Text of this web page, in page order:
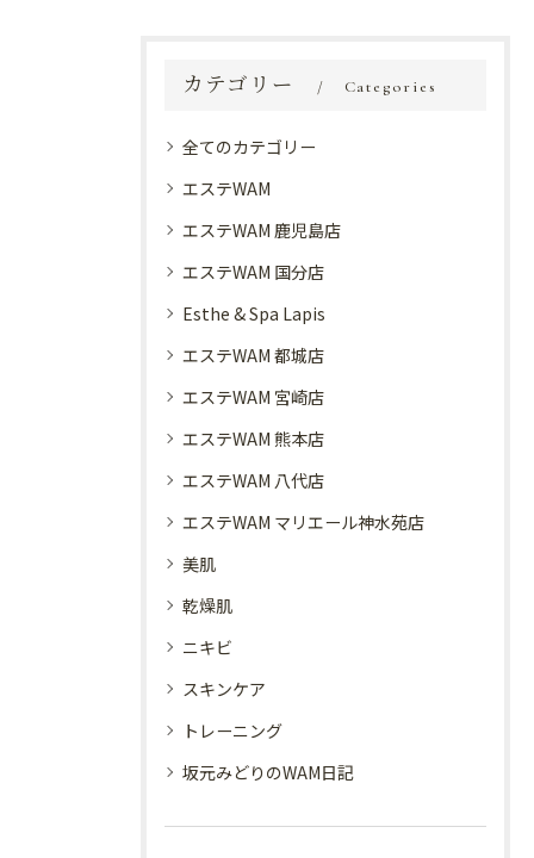
カテゴリー Categories
全てのカテゴリー
エステWAM
エステWAM 鹿児島店
エステWAM 国分店
Esthe & Spa Lapis
エステWAM 都城店
エステWAM 宮崎店
エステWAM 熊本店
エステWAM 八代店
エステWAM マリエール神水苑店
美肌
乾燥肌
ニキビ
スキンケア
トレーニング
坂元みどりのWAM日記